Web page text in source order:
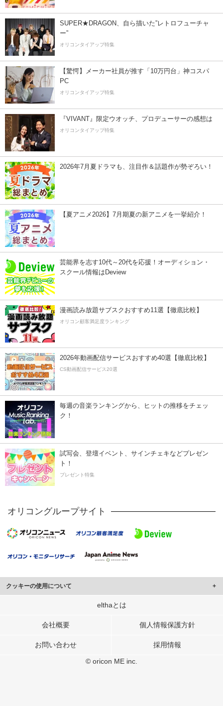
SUPER★DRAGON、自ら描いた”レトロフューチャ
ー”
オリコンタイアップ特集
【驚愕】メーカー社員が推す「10万円台」神コスパ
PC
オリコンタイアップ特集
『VIVANT』限定ウオッチ、プロデューサーの感想は
オリコンタイアップ特集
2026年7月夏ドラマも、注目作＆話題作が勢ぞろい！
【夏アニメ2026】7月期夏の新アニメを一挙紹介！
芸能界を志す10代～20代を応援！オーディション・
スクール情報はDeview
漫画読み放題サブスクおすすめ11選【徹底比較】
オリコン顧客満足度ランキング
2026年動画配信サービスおすすめ40選【徹底比較】
CS動画配信サービス20選
毎週の音楽ランキングから、ヒットの推移をチェッ
ク！
試写会、登壇イベント、サインチェキなどプレゼン
ト！
プレゼント特集
オリコングループサイト
クッキーの使用について
このサイトでは Cookie を使用して、ユーザーに合わせたコンテンツや広告の
行っています。
メディアや広告配信、データ解析の各パートナーに提供しています。
elthaとは
会社概要 個人情報保護方針
お問い合わせ 採用情報
© oricon ME inc.